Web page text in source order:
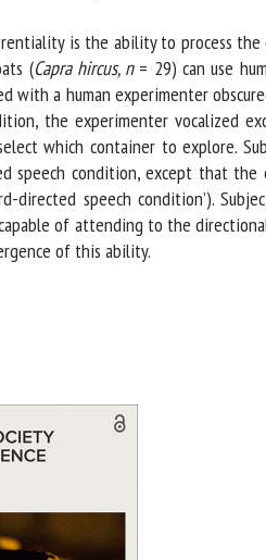
is the ability to process the
( Capra hircus, n = 29) can use
a human experimenter
the experimenter vocalized
which container to explore.
condition, except that the
speech condition’).
of attending to the directional
of this ability.